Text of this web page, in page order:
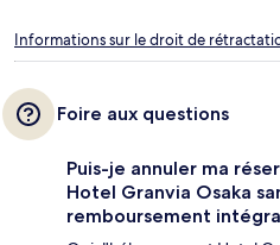
Informations sur le droit de
Foire aux questions
Puis-je annuler ma
Hotel Granvia Osaka
remboursement